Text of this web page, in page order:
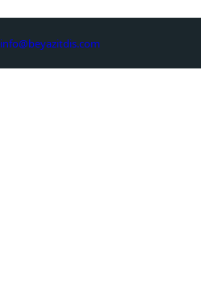
info@beyazitdis.com